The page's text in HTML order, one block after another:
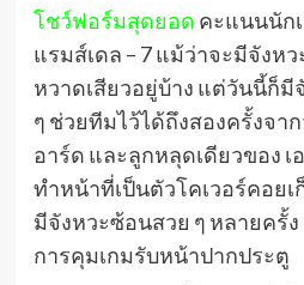
โชว์ฟอร์มสุดยอด คะแนนนัก
แรมส์เดล – 7 แม้ว่าจะมีจังห
หวาดเสียวอยู่บ้าง แต่วันนี้ก็มี
ๆ ช่วยทีมไว้ได้ถึงสองครั้งจา
อาร์ด และลูกหลุดเดียวของ เ
ทำหน้าที่เป็นตัวโคเวอร์คอย
มีจังหวะซ้อนสวย ๆ หลายครั้
การคุมเกมรับหน้าปากประตู